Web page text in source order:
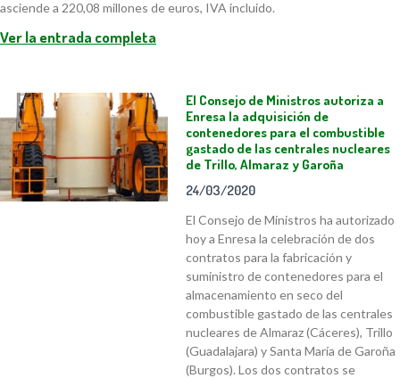
asciende a 220,08 millones de euros, IVA incluido.
Ver la entrada completa
El Consejo de Ministros autoriza a
Enresa la adquisición de
contenedores para el combustible
gastado de las centrales nucleares
de Trillo, Almaraz y Garoña
24/03/2020
El Consejo de Ministros ha autorizado
hoy a Enresa la celebración de dos
contratos para la fabricación y
suministro de contenedores para el
almacenamiento en seco del
combustible gastado de las centrales
nucleares de Almaraz (Cáceres), Trillo
(Guadalajara) y Santa María de Garoña
(Burgos). Los dos contratos se